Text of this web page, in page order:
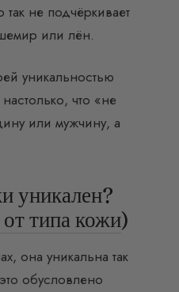
не подчёркивает
или лён.
уникальностью
что «не
или мужчину, а
уникален?
типа кожи)
она уникальна так
обусловлено